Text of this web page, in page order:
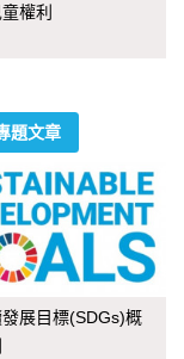
權利
題文章
展目標(SDGs)概